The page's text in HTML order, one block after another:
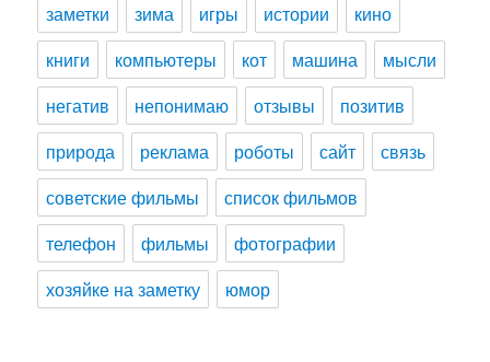
заметки
зима игры истории
кино
книги
компьютеры кот машина
мысли
негатив
непонимаю отзывы
позитив
природа
реклама роботы сайт
связь
советские фильмы
список фильмов
телефон
фильмы
фотографии
хозяйке на заметку
юмор